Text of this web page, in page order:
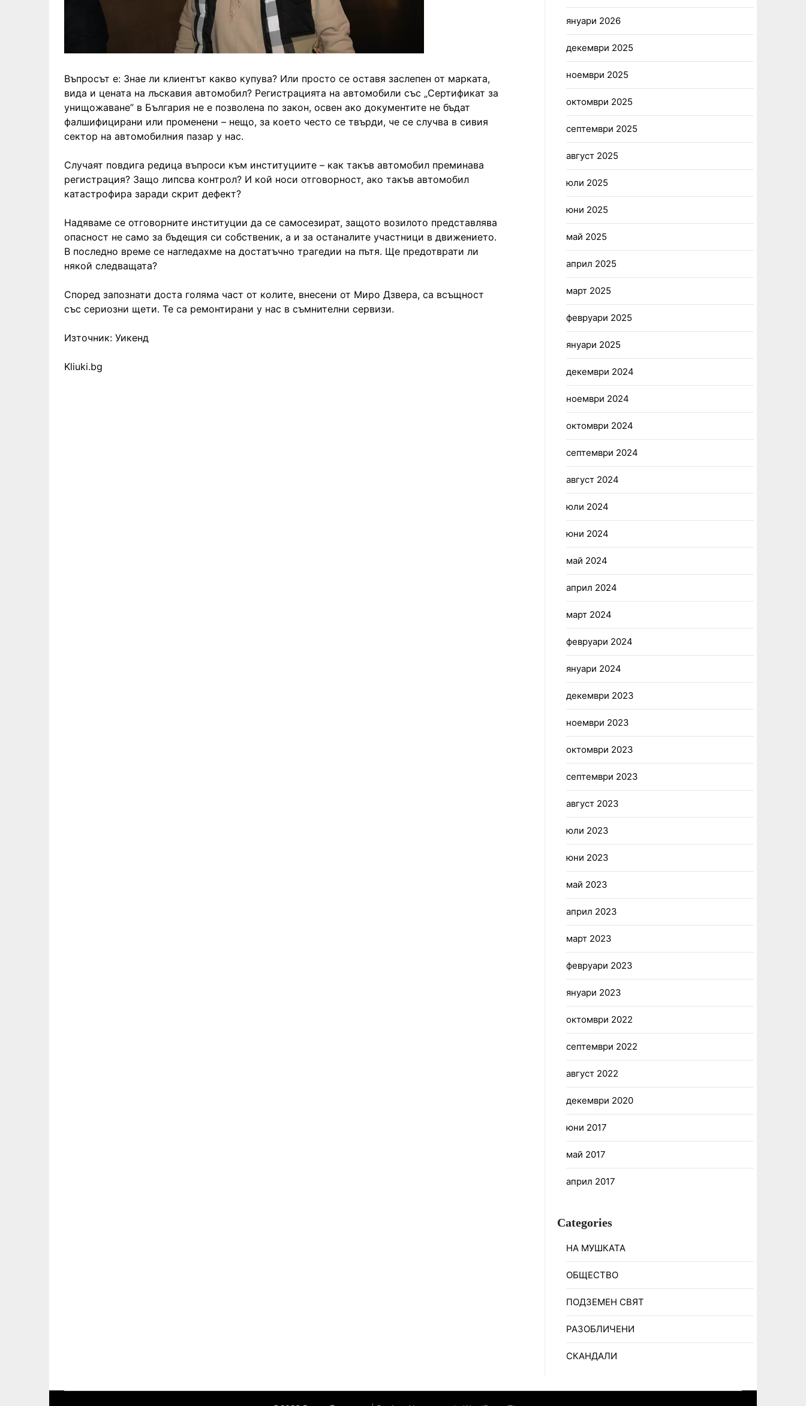
Въпросът е: Знае ли клиентът какво купува? Или просто се оставя заслепен от марката,
вида и цената на лъскавия автомобил? Регистрацията на автомобили със „Сертификат за
унищожаване” в България не е позволена по закон, освен ако документите не бъдат
фалшифицирани или променени – нещо, за което често се твърди, че се случва в сивия
сектор на автомобилния пазар у нас.
Случаят повдига редица въпроси към институциите – как такъв автомобил преминава
регистрация? Защо липсва контрол? И кой носи отговорност, ако такъв автомобил
катастрофира заради скрит дефект?
Надяваме се отговорните институции да се самосезират, защото возилото представлява
опасност не само за бъдещия си собственик, а и за останалите участници в движението.
В последно време се нагледахме на достатъчно трагедии на пътя. Ще предотврати ли
някой следващата?
Според запознати доста голяма част от колите, внесени от Миро Дзвера, са всъщност
със сериозни щети. Те са ремонтирани у нас в съмнителни сервизи.
Източник: Уикенд
Kliuki.bg
януари 2026
декември 2025
ноември 2025
октомври 2025
септември 2025
август 2025
юли 2025
юни 2025
май 2025
април 2025
март 2025
февруари 2025
януари 2025
декември 2024
ноември 2024
октомври 2024
септември 2024
август 2024
юли 2024
юни 2024
май 2024
април 2024
март 2024
февруари 2024
януари 2024
декември 2023
ноември 2023
октомври 2023
септември 2023
август 2023
юли 2023
юни 2023
май 2023
април 2023
март 2023
февруари 2023
януари 2023
октомври 2022
септември 2022
август 2022
декември 2020
юни 2017
май 2017
април 2017
Categories
НА МУШКАТА
ОБЩЕСТВО
ПОДЗЕМЕН СВЯТ
РАЗОБЛИЧЕНИ
СКАНДАЛИ